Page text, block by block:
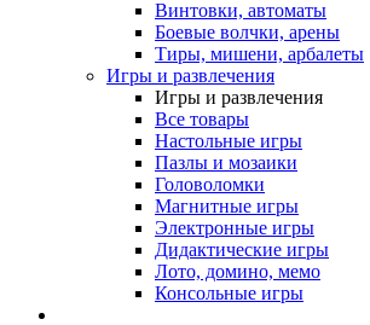
Винтовки, автоматы
Боевые волчки, арены
Тиры, мишени, арбалеты
Игры и развлечения
Игры и развлечения
Все товары
Настольные игры
Пазлы и мозаики
Головоломки
Магнитные игры
Электронные игры
Дидактические игры
Лото, домино, мемо
Консольные игры